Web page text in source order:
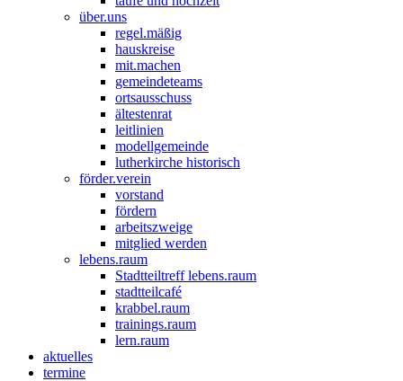
über.uns
regel.mäßig
hauskreise
mit.machen
gemeindeteams
ortsausschuss
ältestenrat
leitlinien
modellgemeinde
lutherkirche historisch
förder.verein
vorstand
fördern
arbeitszweige
mitglied werden
lebens.raum
Stadtteiltreff lebens.raum
stadtteilcafé
krabbel.raum
trainings.raum
lern.raum
aktuelles
termine